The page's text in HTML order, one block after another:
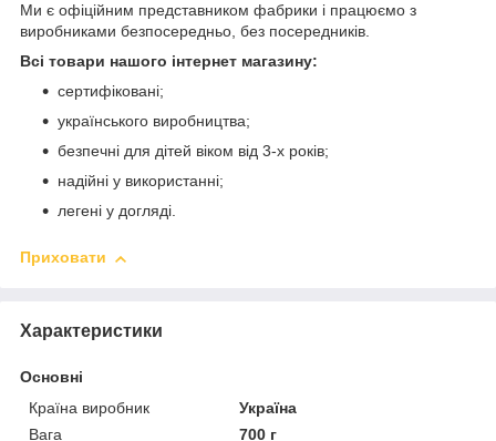
Ми є офіційним представником фабрики і працюємо з
виробниками безпосередньо, без посередників.
Всі товари нашого інтернет магазину:
сертифіковані;
українського виробництва;
безпечні для дітей віком від 3-х років;
надійні у використанні;
легені у догляді.
Приховати
Характеристики
Основні
Країна виробник
Україна
Вага
700 г